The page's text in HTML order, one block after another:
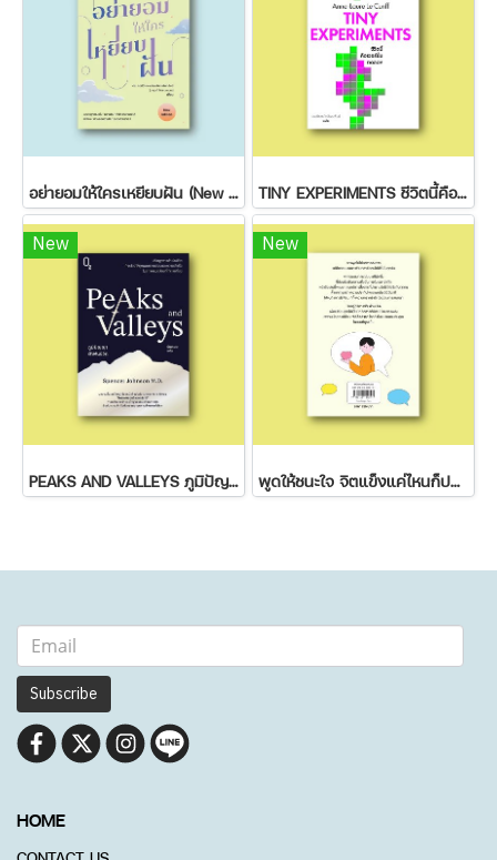
อย่ายอมให้ใครเหยียบฝัน (New Edition) TINY EXPERIMENTS ชีวิตนี้คือเวอร์ชั่นทดลอง
New
PEAKS AND VALLEYS ภูมิปัญญาฝ่าฟันชีวิต
New
พูดให้ชนะใจ จิตแข็งแค่ไหนก็ปฏิเสธไม่ลง
Subscribe
HOME